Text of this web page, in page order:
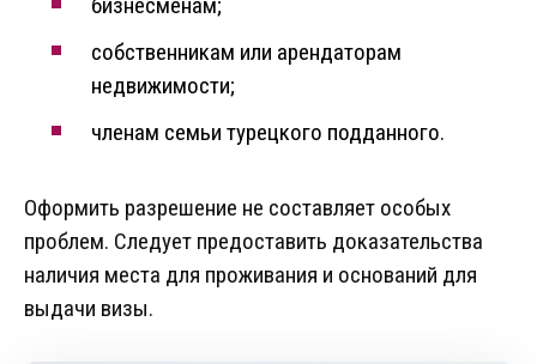
бизнесменам;
собственникам или арендаторам
недвижимости;
членам семьи турецкого подданного.
Оформить разрешение не составляет особых
проблем. Следует предоставить доказательства
наличия места для проживания и оснований для
выдачи визы.